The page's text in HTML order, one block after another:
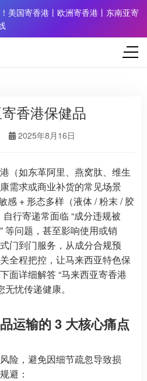
美国寄香港丨欧洲寄香港丨东南亚寄
香港保健品
2025年8月16日
（如东革阿里、燕窝肽、维生
需求或商业补货的常见场景
+ 形态多样（液体 / 粉末 / 胶
行寄递常面临 “成分违规被
等问题，甚至影响使用或销
门到门服务，从成分合规预
全程把控，让马来西亚特色保
面详细解答 “马来西亚寄香港
忧传递健康。
运输的 3 大核心痛点
险，避免因细节疏忽导致损
避：